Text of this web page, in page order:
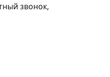
звонок,